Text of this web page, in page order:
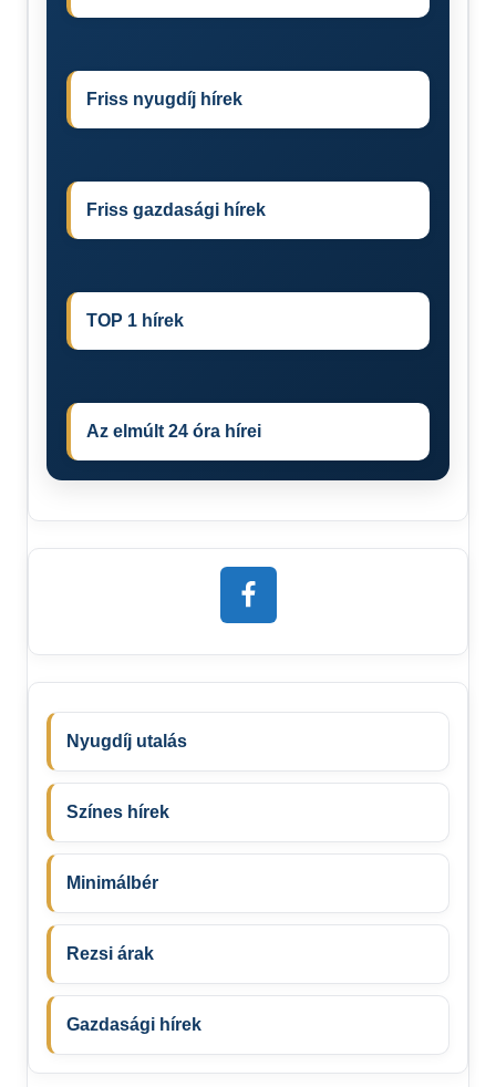
Friss nyugdíj hírek
Friss gazdasági hírek
TOP 1 hírek
Az elmúlt 24 óra hírei
Nyugdíj utalás
Színes hírek
Minimálbér
Rezsi árak
Gazdasági hírek